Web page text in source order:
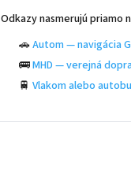
Odkazy nasmerujú priamo
🚗Autom — navigácia
🚌MHD — verejná
🚆 Vlakom alebo